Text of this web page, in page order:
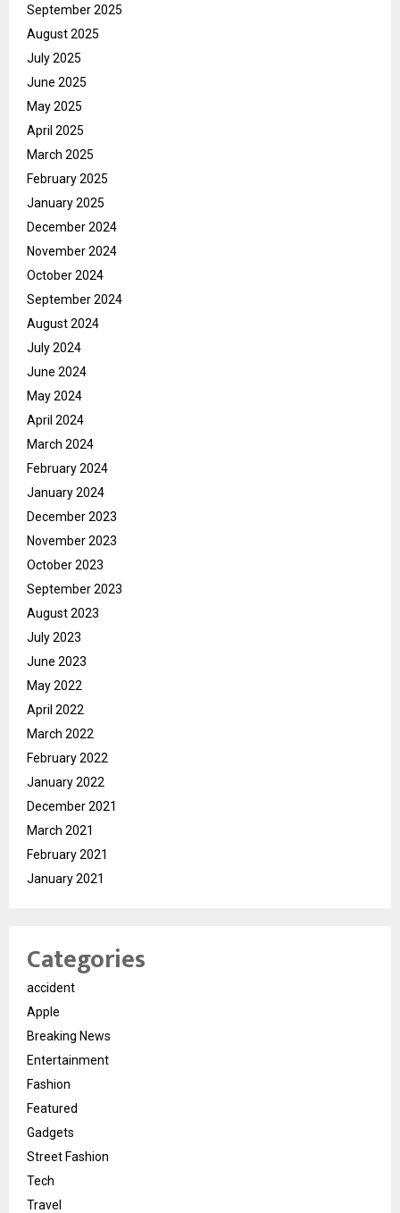
September 2025
August 2025
July 2025
June 2025
May 2025
April 2025
March 2025
February 2025
January 2025
December 2024
November 2024
October 2024
September 2024
August 2024
July 2024
June 2024
May 2024
April 2024
March 2024
February 2024
January 2024
December 2023
November 2023
October 2023
September 2023
August 2023
July 2023
June 2023
May 2022
April 2022
March 2022
February 2022
January 2022
December 2021
March 2021
February 2021
January 2021
Categories
accident
Apple
Breaking News
Entertainment
Fashion
Featured
Gadgets
Street Fashion
Tech
Travel